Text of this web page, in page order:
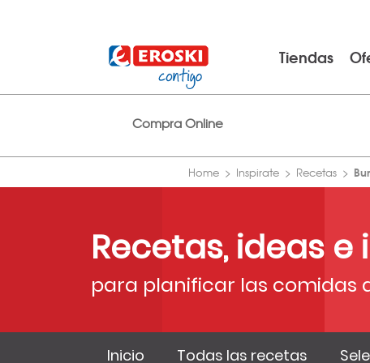
Tiendas
Compra Online
Home Inspirate Recetas
Recetas, ideas
para planificar las comidas
Inicio Todas las recetas